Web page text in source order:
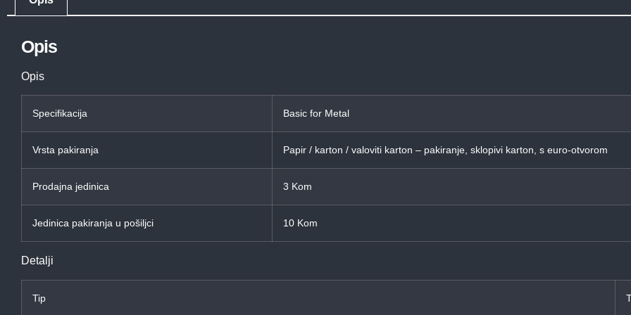
Opis
Opis
Specifikacija Basic for Metal
Vrsta pakiranja Papir / karton / valoviti karton – pakiranje, sklopivi karton, s euro-otvorom
Prodajna jedinica 3 Kom
Jedinica pakiranja u pošiljci 10 Kom
Detalji
Tip